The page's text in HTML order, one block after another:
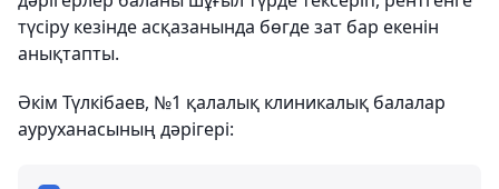
түсіру кезінде асқазанында бөгде зат бар екенін
анықтапты.
Әкім Түлкібаев, №1 қалалық клиникалық балалар
ауруханасының дәрігері: